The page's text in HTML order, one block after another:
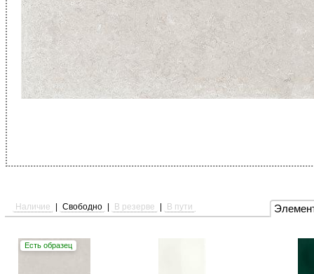
Наличие Свободно В резерве В пути
Есть образец